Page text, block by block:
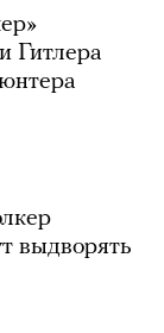
Гитлера
выдворять